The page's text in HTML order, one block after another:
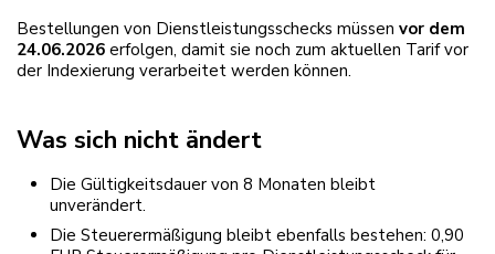
Bestellungen von Dienstleistungsschecks müssen vor dem
24.06.2026 erfolgen, damit sie noch zum aktuellen Tarif vor
der Indexierung verarbeitet werden können.
Was sich nicht ändert
Die Gültigkeitsdauer von 8 Monaten bleibt
unverändert.
Die Steuerermäßigung bleibt ebenfalls bestehen: 0,90